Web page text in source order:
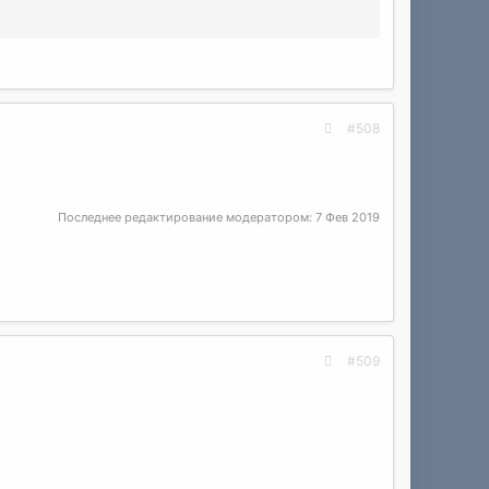
#508
Последнее редактирование модератором: 7 Фев 2019
#509